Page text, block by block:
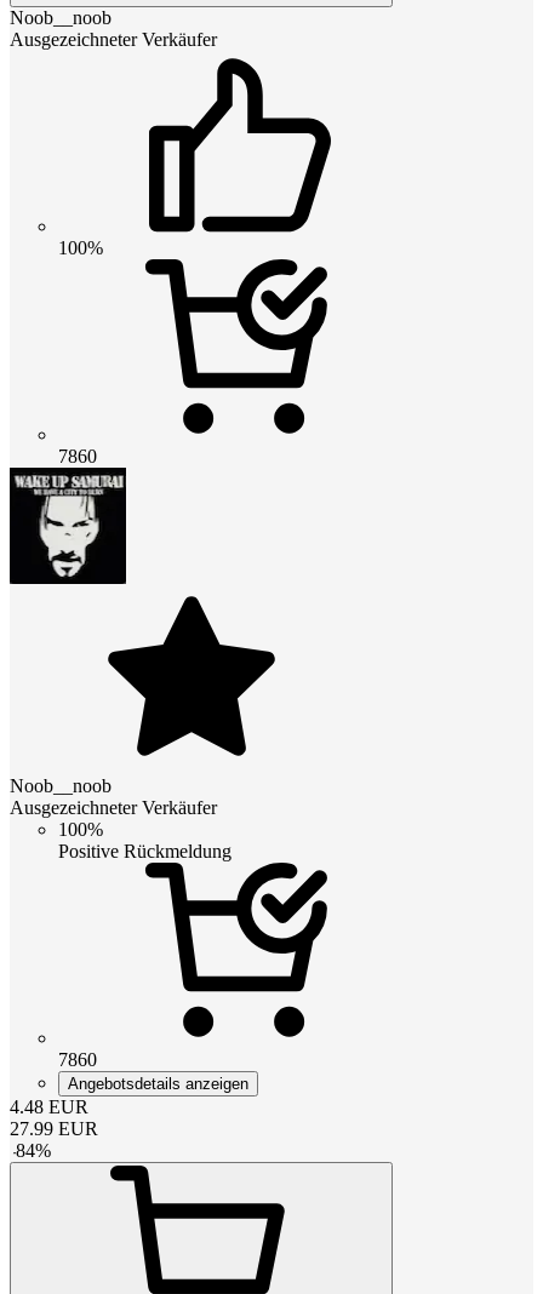
Noob__noob
Ausgezeichneter Verkäufer
100%
7860
Noob__noob
Ausgezeichneter Verkäufer
100%
Positive Rückmeldung
7860
Angebotsdetails anzeigen
4.48 EUR
27.99 EUR
-84%